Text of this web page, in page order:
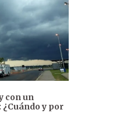
con un
¿Cuándo y por